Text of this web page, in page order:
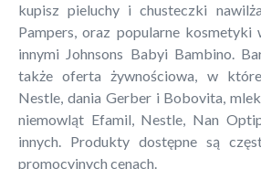
kupisz pieluchy i chusteczki
Pampers, oraz popularne kosmetyki
innymi Johnsons Babyi Bambino.
także oferta żywnościowa, w
Nestle, dania Gerber i Bobovita,
niemowląt Efamil, Nestle, Nan
innych. Produkty dostępne są
promocyjnych cenach.